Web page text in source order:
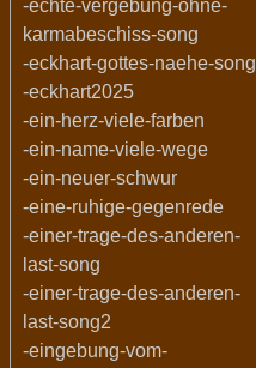
-echte-vergebung-ohne-
karmabeschiss-song
-eckhart-gottes-naehe-song
-eckhart2025
-ein-herz-viele-farben
-ein-name-viele-wege
-ein-neuer-schwur
-eine-ruhige-gegenrede
-einer-trage-des-anderen-
last-song
-einer-trage-des-anderen-
last-song2
-eingebung-vom-